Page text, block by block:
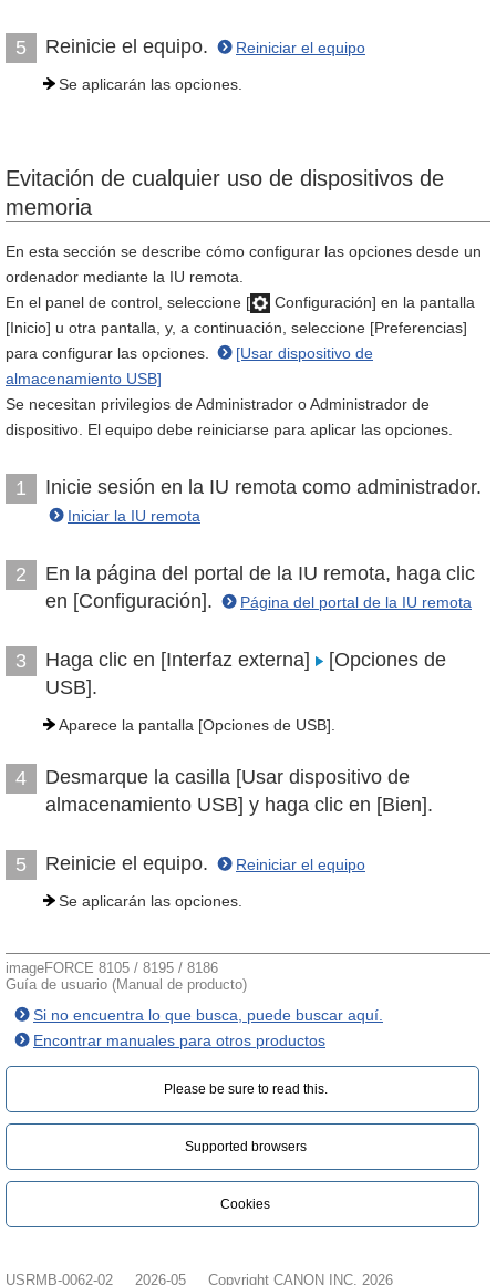
5 Reinicie el equipo. Reiniciar el equipo
Se aplicarán las opciones.
Evitación de cualquier uso de dispositivos de
memoria
En esta sección se describe cómo configurar las opciones desde un
ordenador mediante la IU remota.
En el panel de control, seleccione [
Configuración] en la pantalla
[Inicio] u otra pantalla, y, a continuación, seleccione [Preferencias]
para configurar las opciones.
[Usar dispositivo de
almacenamiento USB]
Se necesitan privilegios de Administrador o Administrador de
dispositivo. El equipo debe reiniciarse para aplicar las opciones.
1 Inicie sesión en la IU remota como administrador.
Iniciar la IU remota
2
En la página del portal de la IU remota, haga clic
en [Configuración].
Página del portal de la IU remota
3 Haga clic en [Interfaz externa]
[Opciones de
USB].
Aparece la pantalla [Opciones de USB].
4
Desmarque la casilla [Usar dispositivo de
almacenamiento USB] y haga clic en [Bien].
5 Reinicie el equipo. Reiniciar el equipo
Se aplicarán las opciones.
imageFORCE 8105 / 8195 / 8186
Guía de usuario (Manual de producto)
Si no encuentra lo que busca, puede buscar aquí.
Encontrar manuales para otros productos
Please be sure to read this.‎
Supported browsers
Cookies
USRMB-0062-02 2026-05 Copyright CANON INC. 2026